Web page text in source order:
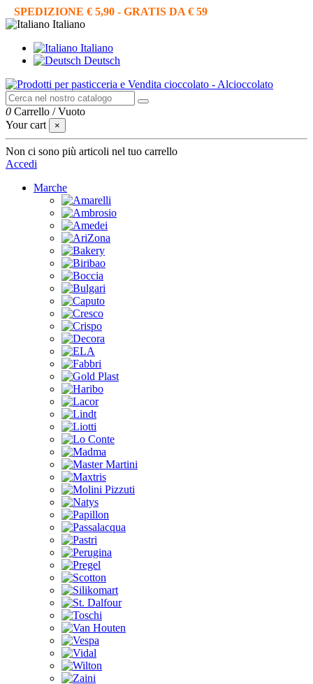
SPEDIZIONE € 5,90 - GRATIS DA € 59
Italiano
Italiano
Deutsch
0 Carrello /Vuoto
Your cart
×
Non ci sono più articoli nel tuo carrello
Accedi
Marche